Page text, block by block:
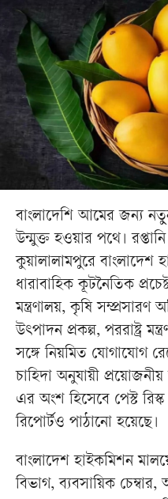
বাংলাদেশি আমের জন্য
উন্মুক্ত হওয়ার পথে।
কুয়ালালামপুরে
ধারাবাহিক কূটনৈতিক
মন্ত্রণালয়, কৃষি সম্প্রসারণ
উৎপাদন প্রকল্প, পররাষ্ট্র
সঙ্গে নিয়মিত যোগাযোগ
চাহিদা অনুযায়ী
এর অংশ হিসেবে পেস্ট
রিপোর্টও পাঠানো হয়েছে।
বাংলাদেশ হাইকমিশন
বিভাগ, ব্যবসায়িক